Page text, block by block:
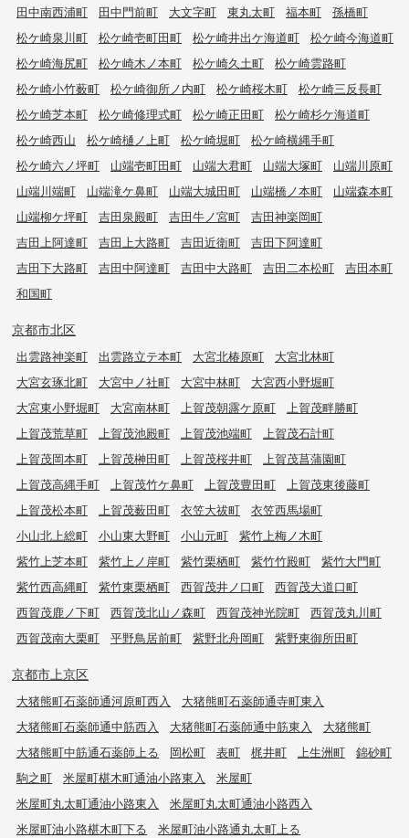
田中南西浦町
田中門前町 大文字町 東丸太町 福本町
孫橋町
松ケ崎泉川町
松ケ崎壱町田町 松ケ崎井出ケ海道町
松ケ崎今海道町
松ケ崎海尻町
松ケ崎木ノ本町 松ケ崎久土町
松ケ崎雲路町
松ケ崎小竹薮町
松ケ崎御所ノ内町 松ケ崎桜木町
松ケ崎三反長町
松ケ崎芝本町
松ケ崎修理式町 松ケ崎正田町
松ケ崎杉ケ海道町
松ケ崎西山
松ケ崎樋ノ上町 松ケ崎堀町
松ケ崎横縄手町
松ケ崎六ノ坪町
山端壱町田町 山端大君町 山端大塚町
山端川原町
山端川端町
山端滝ケ鼻町 山端大城田町 山端橋ノ本町
山端森本町
山端柳ケ坪町
吉田泉殿町 吉田牛ノ宮町
吉田神楽岡町
吉田上阿達町
吉田上大路町 吉田近衛町
吉田下阿達町
吉田下大路町
吉田中阿達町 吉田中大路町 吉田二本松町
吉田本町
和国町
京都市北区
出雲路神楽町 出雲路立テ本町 大宮北椿原町
大宮北林町
大宮玄琢北町
大宮中ノ社町 大宮中林町
大宮西小野堀町
大宮東小野堀町
大宮南林町 上賀茂朝露ケ原町
上賀茂畔勝町
上賀茂荒草町
上賀茂池殿町 上賀茂池端町
上賀茂石計町
上賀茂岡本町
上賀茂榊田町 上賀茂桜井町
上賀茂菖蒲園町
上賀茂高縄手町
上賀茂竹ケ鼻町 上賀茂豊田町
上賀茂東後藤町
上賀茂松本町
上賀茂薮田町 衣笠大祓町
衣笠西馬場町
小山北上総町
小山東大野町 小山元町
紫竹上梅ノ木町
紫竹上芝本町
紫竹上ノ岸町 紫竹栗栖町 紫竹竹殿町
紫竹大門町
紫竹西高縄町
紫竹東栗栖町 西賀茂井ノ口町
西賀茂大道口町
西賀茂鹿ノ下町
西賀茂北山ノ森町 西賀茂神光院町
西賀茂丸川町
西賀茂南大栗町
平野鳥居前町 紫野北舟岡町 紫野東御所田町
京都市上京区
大猪熊町石薬師通河原町西入
大猪熊町石薬師通寺町東入
大猪熊町石薬師通中筋西入
大猪熊町石薬師通中筋東入
大猪熊町
大猪熊町中筋通石薬師上る
岡松町 表町 梶井町 上生洲町
錦砂町
駒之町
米屋町椹木町通油小路東入
米屋町
米屋町丸太町通油小路東入
米屋町丸太町通油小路西入
米屋町油小路椹木町下る
米屋町油小路通丸太町上る